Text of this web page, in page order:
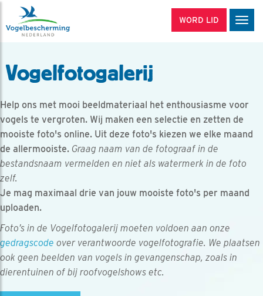
WORD LID
Vogelfotogalerij
Help ons met mooi beeldmateriaal het enthousiasme voor
vogels te vergroten. Wij maken een selectie en zetten de
mooiste foto's online. Uit deze foto's kiezen we elke maand
de allermooiste. Graag naam van de fotograaf in de
bestandsnaam vermelden en niet als watermerk in de foto
zelf.
Je mag maximaal drie van jouw mooiste foto's per maand
uploaden.
Foto’s in de Vogelfotogalerij moeten voldoen aan onze
gedragscode over verantwoorde vogelfotografie. We plaatsen
ook geen beelden van vogels in gevangenschap, zoals in
dierentuinen of bij roofvogelshows etc.